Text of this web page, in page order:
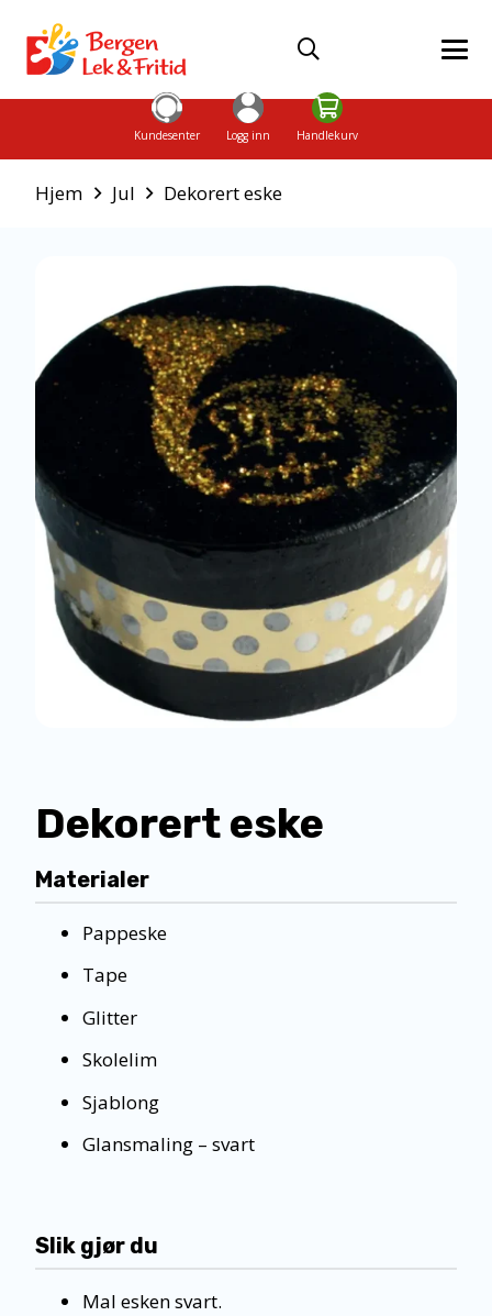
Kundesenter Logg inn Handlekurv
Hjem Jul Dekorert eske
Dekorert eske
Materialer
Pappeske
Tape
Glitter
Skolelim
Sjablong
Glansmaling – svart
Slik gjør du
Mal esken svart.